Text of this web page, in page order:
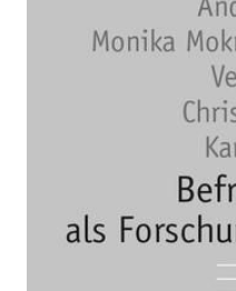
Zur Wunschliste
Denken mit Heinz
Christoph Reinprecht